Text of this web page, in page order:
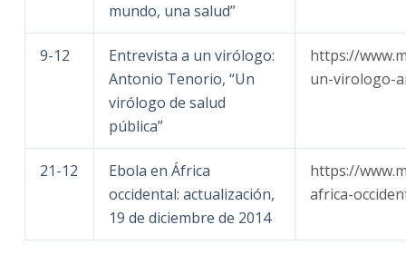
mundo, una salud”
9-12
Entrevista a un virólogo:
Antonio Tenorio, “Un
virólogo de salud
pública”
https://
un-virologo-
21-12
Ebola en África
occidental: actualización,
19 de diciembre de 2014
https://
africa-